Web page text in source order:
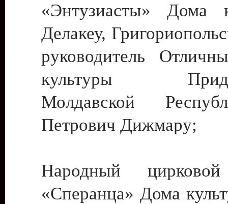
«Энтузиасты» Дома
Делакеу,
руководитель
культуры
Молдавской
Петрович Дижмару;
Народный цирковой
«Сперанца» Дома